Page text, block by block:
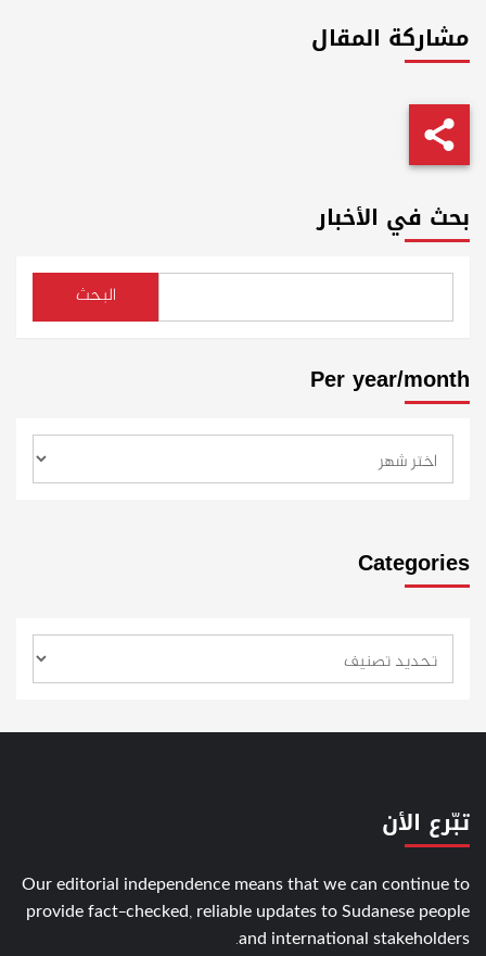
مشاركة المقال
بحث في الأخبار
البحث
Per year/month
Categories
تبّرع الأن
Our editorial independence means that we can continue to
provide fact-checked, reliable updates to Sudanese people
and international stakeholders.